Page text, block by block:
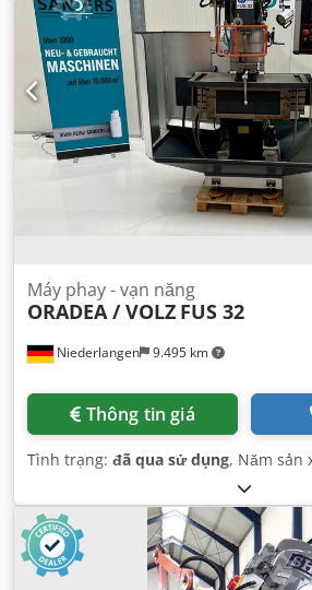
Niederlangen 9.495 km
Máy phay - vạn năng
ORADEA / VOLZ FUS 32
Thông tin giá
Tình trạng: đã qua sử dụng, Năm sản